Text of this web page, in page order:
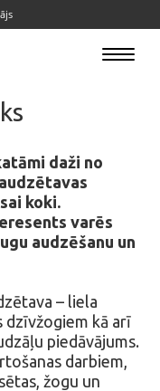
Toggle
daži no
koki.
varēs
audzēšanu un
– liela
dzīvžogiem kā arī
piedāvājums.
darbiem,
žogu un